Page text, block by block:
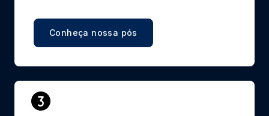
Conheça nossa pós